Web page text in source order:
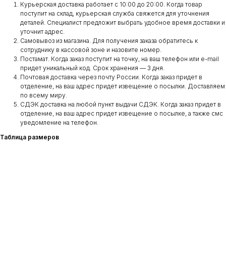
Курьерская доставка работает с 10:00 до 20:00. Когда товар
поступит на склад, курьерская служба свяжется для уточнения
деталей. Специалист предложит выбрать удобное время доставки и
уточнит адрес.
Самовывоз из магазина. Для получения заказа обратитесь к
сотруднику в кассовой зоне и назовите номер.
Постамат. Когда заказ поступит на точку, на ваш телефон или e-mail
придет уникальный код. Срок хранения — 3 дня.
Почтовая доставка через почту России. Когда заказ придет в
отделение, на ваш адрес придет извещение о посылки. Доставляем
по всему миру.
СДЭК доставка на любой пункт выдачи СДЭК. Когда заказ придет в
отделение, на ваш адрес придет извещение о посылке, а также смс
уведомление на телефон.
Таблица размеров